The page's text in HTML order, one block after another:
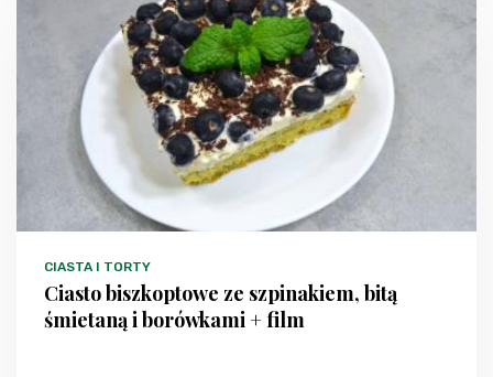
CIASTA I TORTY
Ciasto biszkoptowe ze szpinakiem, bitą
śmietaną i borówkami + film